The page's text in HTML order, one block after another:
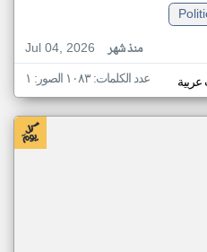
Jul 04, 2026
منذ شهر
عربية عدد الكلمات: ١٠٨٣ الصور: ١